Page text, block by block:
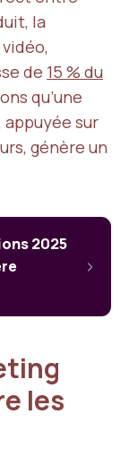
la
de 15 % du
qu’une
sur
génère un
2025
les